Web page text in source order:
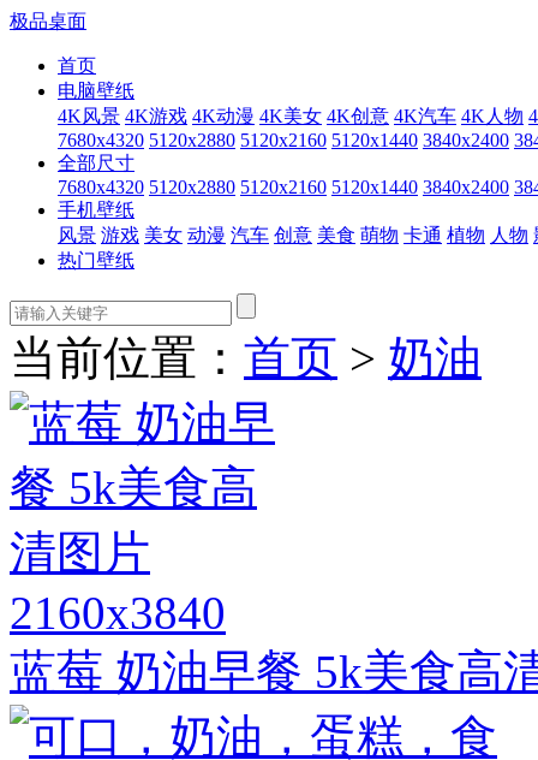
极品桌面
首页
电脑壁纸
4K风景 4K游戏 4K动漫 4K美女 4K创意 4K汽车 4K人物
7680x4320 5120x2880 5120x2160 5120x1440 3840x2400
全部尺寸
7680x4320 5120x2880 5120x2160 5120x1440 3840x2400
手机壁纸
风景 游戏 美女 动漫 汽车 创意 美食 萌物 卡通 植物 人物
热门壁纸
当前位置： 首页 > 奶油
2160x3840
蓝莓 奶油早餐 5k美食高